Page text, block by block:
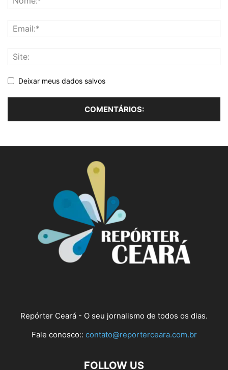
Deixar meus dados salvos
Repórter Ceará - O seu jornalismo de todos os dias.
Fale conosco:: contato@reporterceara.com.br
FOLLOW US